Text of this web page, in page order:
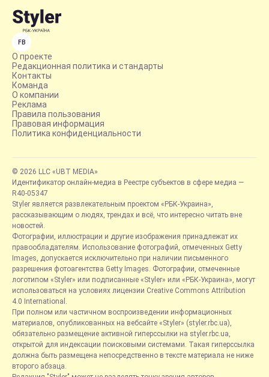
FB
О проекте
Редакционная политика и стандарты
Контакты
Команда
О компании
Реклама
Правила пользования
Правовая информация
Политика конфиденциальности
© 2026 LLC «UBT MEDIA»
Идентификатор онлайн-медиа в Реестре субъектов в сфере медиа —
R40-05347
Styler является развлекательным проектом «РБК-Украина»,
рассказывающим о людях, трендах и всё, что интересно читать вне
новостей.
Фотографии, иллюстрации и другие изображения принадлежат их
правообладателям. Использование фотографий, отмеченных Getty
Images, допускается исключительно при наличии письменного
разрешения фотоагентства Getty Images. Фотографии, отмеченные
логотипом «Styler» или подписанные «Styler» или «РБК-Украина», могут
использоваться на условиях лицензии Creative Commons Attribution
4.0 International.
При полном или частичном воспроизведении информационных
материалов, опубликованных на вебсайте «Styler» (styler.rbc.ua),
обязательно размещение активной гиперссылки на styler.rbc.ua,
открытой для индексации поисковыми системами. Такая гиперссылка
должна быть размещена непосредственно в тексте материала не ниже
второго абзаца.